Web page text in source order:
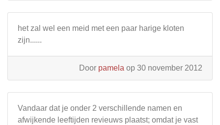
het zal wel een meid met een paar harige kloten
zijn......
Door pamela op 30 november 2012
Vandaar dat je onder 2 verschillende namen en
afwijkende leeftijden revieuws plaatst; omdat je vast